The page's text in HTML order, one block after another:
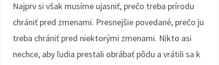
Najprv si však musíme ujasniť, prečo treba prírodu
chrániť pred zmenami. Presnejšie povedané, prečo ju
treba chrániť pred niektorými zmenami. Nikto asi
nechce, aby ľudia prestali obrábať pôdu a vrátili sa k